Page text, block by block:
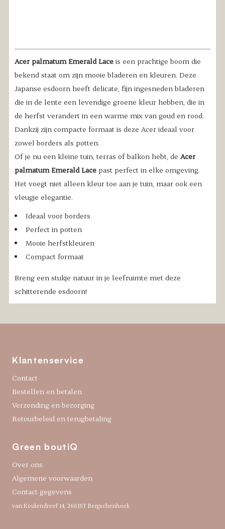
Acer palmatum Emerald Laceis een prachtige boom die
bekend staat om zijn mooie bladeren en kleuren. Deze
Japanse esdoorn heeft delicate, fijn ingesneden bladeren
die in de lente een levendige groene kleur hebben, die in
de herfst verandert in een warme mix van goud en rood.
Dankzij zijn compacte formaat is deze Acer ideaal voor
zowel borders als potten.
Of je nu een kleine tuin, terras of balkon hebt, de Acer
palmatum Emerald Lacepast perfect in elke omgeving.
Het voegt niet alleen kleur toe aan je tuin, maar ook een
vleugje elegantie.
Ideaal voor borders
Perfect in potten
Mooie herfstkleuren
Compact formaat
Breng een stukje natuur in je leefruimte met deze
schitterende esdoorn!
Klantenservice
Contact
Bestellen en betalen
Verzending en bezorging
Retourbeleid en terugbetaling
Green boutiQ
Over ons
Algemene voorwaarden
Contact gegevens
van Keulendreef 14, 2661ST Bergschenhoek